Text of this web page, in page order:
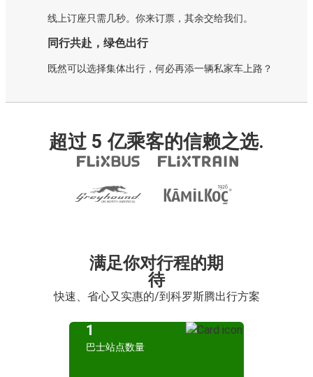
线上订座只需几秒。你来订票，其余交给我们。
同行共赴，绿色出行
既然可以选择集体出行，何必再添一辆私家车上路？
超过 5 亿乘客的信赖之选.
满足你对行程的期
待
快速、省心又实惠的/到科罗斯腾出行方案
1
巴士站点数量